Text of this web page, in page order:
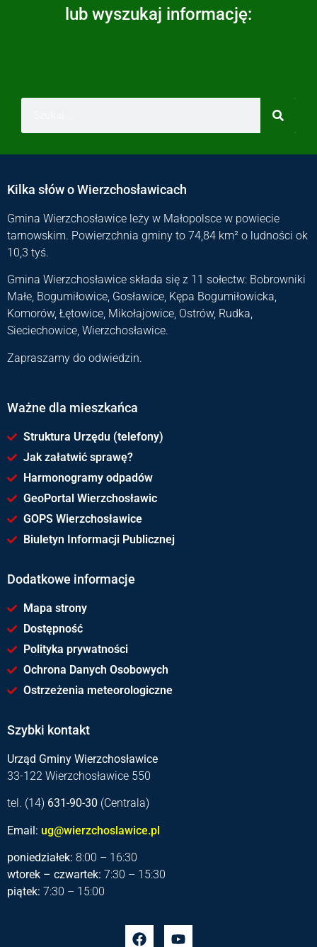
lub wyszukaj informację:
Kilka słów o Wierzchosławicach
Gmina Wierzchosławice leży w Małopolsce w powiecie
tarnowskim. Powierzchnia gminy to 74,84 km² o ludności ok
10,3 tyś.
Gmina Wierzchosławice składa się z 11 sołectw: Bobrowniki
Małe, Bogumiłowice, Gosławice, Kępa Bogumiłowicka,
Komorów, Łętowice, Mikołajowice, Ostrów, Rudka,
Sieciechowice, Wierzchosławice.
Zapraszamy do odwiedzin.
Ważne dla mieszkańca
Struktura Urzędu (telefony)
Jak załatwić sprawę?
Harmonogramy odpadów
GeoPortal Wierzchosławic
GOPS Wierzchosławice
Biuletyn Informacji Publicznej
Dodatkowe informacje
Mapa strony
Dostępność
Polityka prywatności
Ochrona Danych Osobowych
Ostrzeżenia meteorologiczne
Szybki kontakt
Urząd Gminy Wierzchosławice
33-122 Wierzchosławice 550
tel. (14) 631-90-30 (Centrala)
Email: ug@wierzchoslawice.pl
poniedziałek: 8:00 – 16:30
wtorek – czwartek: 7:30 – 15:30
piątek: 7:30 – 15:00